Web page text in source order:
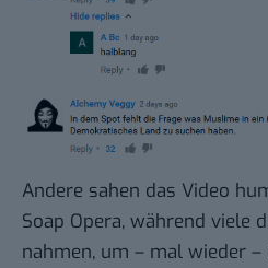
Andere sahen das Video
Soap Opera, während viele
nahmen, um – mal wieder –